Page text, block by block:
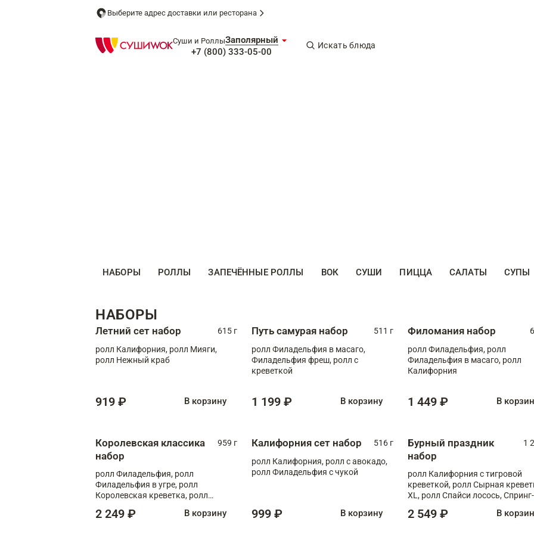
Выберите адрес доставки или ресторана
Суши и РоллыЗаполярный
+7 (800) 333-05-00
Искать блюда
НАБОРЫ РОЛЛЫ ЗАПЕЧЁННЫЕ РОЛЛЫ ВОК СУШИ ПИЦЦА САЛАТЫ СУПЫ
НАБОРЫ
Летний сет набор
615 г
ролл Калифорния, ролл Мияги,
ролл Нежный краб
919 ₽ В корзину
Путь самурая набор
511 г
ролл Филадельфия в масаго,
Филадельфия фреш, ролл с
креветкой
1 199 ₽ В корзину
Филомания набор
ролл Филадельфия, ролл
Филадельфия в масаго, ролл
Калифорния
1 449 ₽ В
Королевская классика
набор
959 г
ролл Филадельфия, ролл
Филадельфия в угре, ролл
Королевская креветка, ролл
2 249 ₽ В корзину
Калифорния сет набор
516 г
ролл Калифорния, ролл с авокадо,
ролл Филадельфия с чукой
999 ₽ В корзину
Бурный праздник
набор
1
ролл Калифорния с тигровой
креветкой, ролл Сырная
XL, ролл Спайси лосось, Спринг-
Медовая креветка
2 549 ₽ В